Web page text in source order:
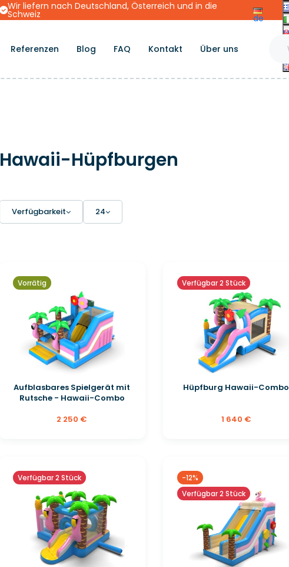
Wir liefern nach Deutschland, Österreich und in die
Schweiz de
Referenzen Blog FAQ Kontakt Über uns
Hawaii-Hüpfburgen
Verfügbarkeit 24
Vorrätig
Aufblasbares Spielgerät mit
Rutsche - Hawaii-Combo
2 250 €
Verfügbar 2 Stück
Hüpfburg Hawaii-Combo
1 640 €
Verfügbar 2 Stück
-12%
Verfügbar 2 Stück